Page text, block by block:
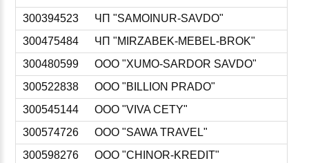
300394523
ЧП "SAMOINUR-SAVDO"
300475484
ЧП "MIRZABEK-MEBEL-BROK"
300480599
ООО "XUMO-SARDOR SAVDO"
300522838
ООО "BILLION PRADO"
300545144
ООО "VIVA CETY"
300574726
ООО "SAWA TRAVEL"
300598276
ООО "CHINOR-KREDIT"